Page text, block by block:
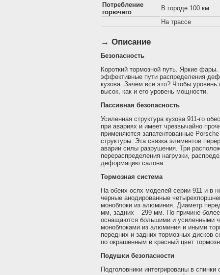
Потребление
горючего
В городе 100 км
На трассе
→ Описание
Безопасность
Короткий тормозной путь. Яркие
эффективные пути распределения
кузова. Зачем все это? Чтобы уровень
высок, как и его уровень мощности.
Пассивная безопасность
Усиленная структура кузова 911-го
при авариях и имеет чрезвычайно
применяются запатентованные
структуры. Эта связка элементов
аварии силы разрушения. Три
перераспределения нагрузки,
деформацию салона.
Тормозная система
На обеих осях моделей серии 911 и в
черные анодированные
моноблоки из алюминия. Диаметр
мм, задних – 299 мм. По причине
оснащаются большими и усиленными
моноблоками из алюминия и иными
передних и задних тормозных дисков
по окрашенным в красный цвет
Подушки безопасности
Подголовники интегрированы в